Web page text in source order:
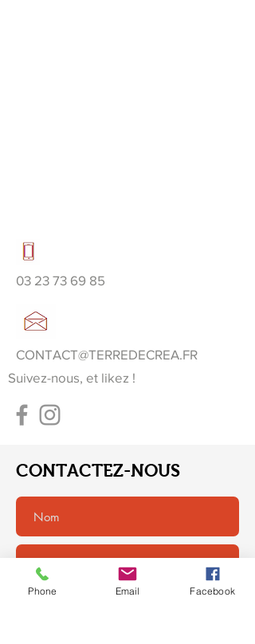
03 23 73 69 85
CONTACT@TERREDECREA.FR
Suivez-nous, et likez !
CONTACTEZ-NOUS
Phone Email Facebook